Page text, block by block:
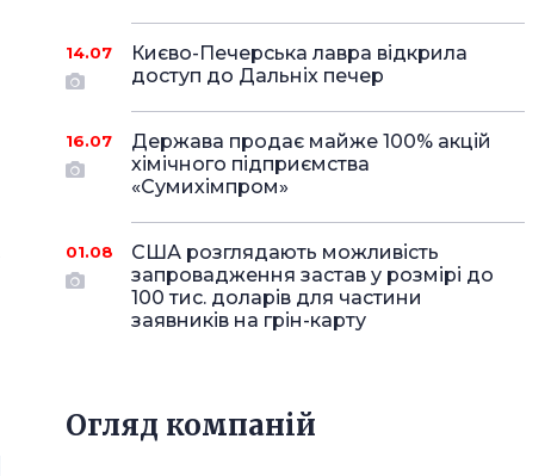
14.07
Києво-Печерська лавра відкрила
доступ до Дальніх печер
16.07
Держава продає майже 100% акцій
хімічного підприємства
«Сумихімпром»
01.08
США розглядають можливість
запровадження застав у розмірі до
100 тис. доларів для частини
заявників на грін-карту
Огляд компаній